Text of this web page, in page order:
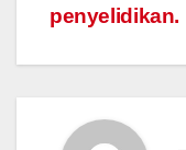
penyelidikan.